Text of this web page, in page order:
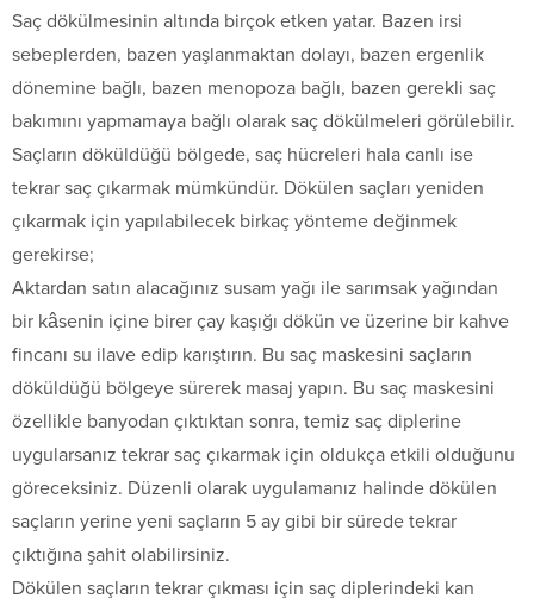
Saç dökülmesinin altında birçok etken yatar. Bazen irsi
sebeplerden, bazen yaşlanmaktan dolayı, bazen ergenlik
dönemine bağlı, bazen menopoza bağlı, bazen gerekli saç
bakımını yapmamaya bağlı olarak saç dökülmeleri görülebilir.
Saçların döküldüğü bölgede, saç hücreleri hala canlı ise
tekrar saç çıkarmak mümkündür. Dökülen saçları yeniden
çıkarmak için yapılabilecek birkaç yönteme değinmek
gerekirse;
Aktardan satın alacağınız susam yağı ile sarımsak yağından
bir kâsenin içine birer çay kaşığı dökün ve üzerine bir kahve
fincanı su ilave edip karıştırın. Bu saç maskesini saçların
döküldüğü bölgeye sürerek masaj yapın. Bu saç maskesini
özellikle banyodan çıktıktan sonra, temiz saç diplerine
uygularsanız tekrar saç çıkarmak için oldukça etkili olduğunu
göreceksiniz. Düzenli olarak uygulamanız halinde dökülen
saçların yerine yeni saçların 5 ay gibi bir sürede tekrar
çıktığına şahit olabilirsiniz.
Dökülen saçların tekrar çıkması için saç diplerindeki kan